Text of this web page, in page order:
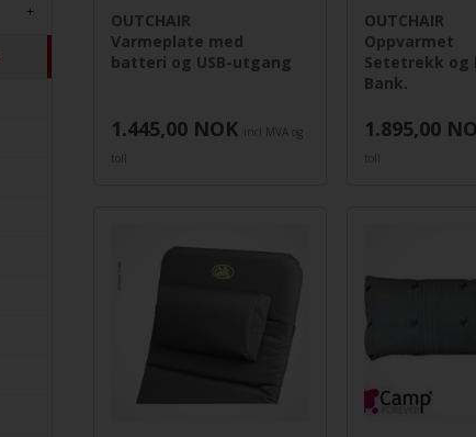
OUTCHAIR
Varmeplate med
batteri og USB-utgang
1.445,00 NOK
incl MVA og
toll
OUTCHAIR
Oppvarmet
Setetrekk og
Bank.
1.895,00
toll